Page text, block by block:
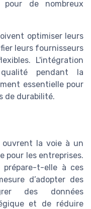
de nombreux
optimiser leurs
leurs fournisseurs
L'intégration
pendant la
essentielle pour
de durabilité.
ouvrent la voie à un
pour les entreprises.
prépare-t-elle à ces
d’adopter des
des données
et de réduire